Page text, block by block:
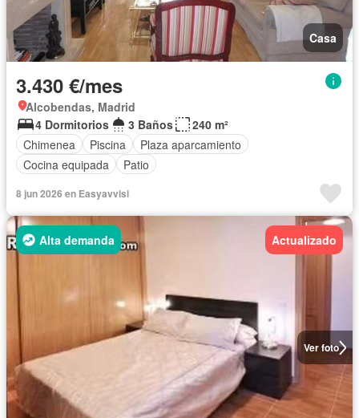
Casa
3.430 €/mes
Alcobendas, Madrid
4 Dormitorios
3 Baños
240 m²
Chimenea
Piscina
Plaza aparcamiento
Cocina equipada
Patio
8 jun 2026 en Easyavvisi
Ver foto
Alta demanda Actualizado